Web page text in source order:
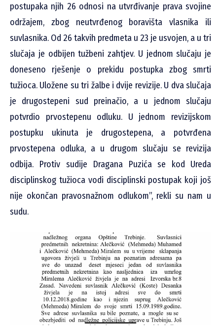
postupaka njih 26 odnosi na utvrđivanje prava svojine
održajem, zbog neutvrđenog boravišta vlasnika ili
suvlasnika. Od 26 takvih predmeta u 23 je usvojen, a u tri
slučaja je odbijen tužbeni zahtjev. U jednom slučaju je
doneseno rješenje o prekidu postupka zbog smrti
tužioca. Uložene su tri žalbe i dvije revizije. U dva slučaja
je drugostepeni sud preinačio, a u jednom slučaju
potvrdio prvostepenu odluku. U jednom revizijskom
postupku ukinuta je drugostepena, a potvrđena
prvostepena odluka, a u drugom slučaju se revizija
odbija. Protiv sudije Dragana Puzića se kod Ureda
disciplinskog tužioca vodi disciplinski postupak koji još
nije okončan pravosnažnom odlukom”, rekli su nam u
sudu.